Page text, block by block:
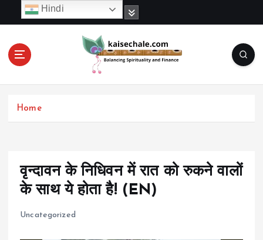
c
Home
वृन्दावन के निधिवन में रात को रुकने वालों
के साथ ये होता है! (EN)
Uncategorized
Hindi